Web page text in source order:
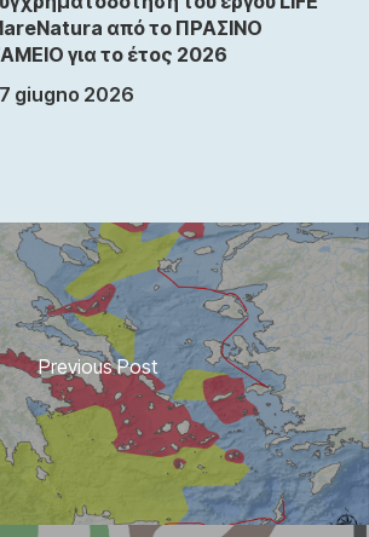
από το ΠΡΑΣΙΝΟ
για το έτος 2026
giugno 2026
Previous Post